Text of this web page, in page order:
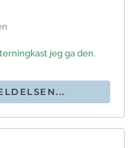
jeg ga den.